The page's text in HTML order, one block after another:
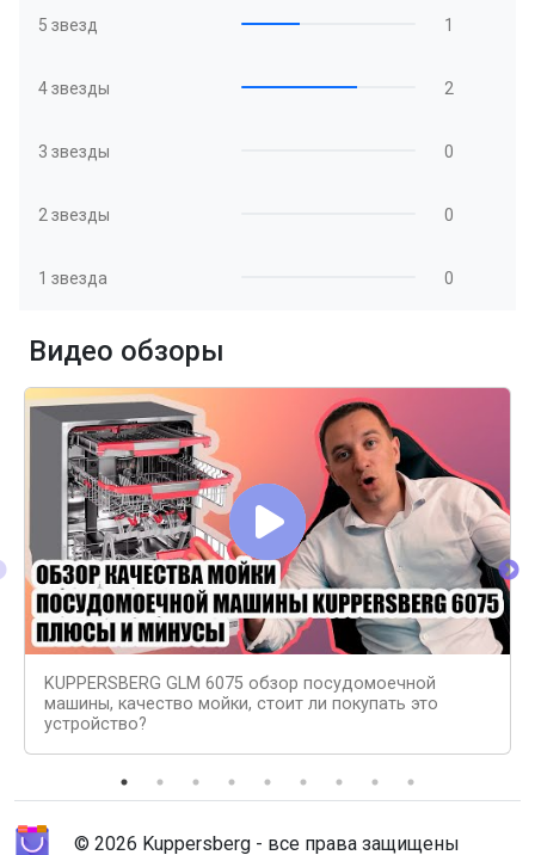
5 звезд 1
4 звезды 2
3 звезды 0
2 звезды 0
1 звезда 0
Видео обзоры
KUPPERSBERG GLM 6075 обзор посудомоечной
машины, качество мойки, стоит ли покупать это
устройство?
© 2026 Kuppersberg - все права защищены